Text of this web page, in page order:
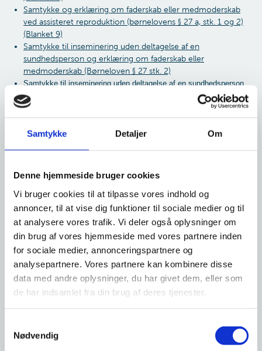
Samtykke Detaljer Om
Denne hjemmeside bruger cookies
Vi bruger cookies til at tilpasse vores indhold og
annoncer, til at vise dig funktioner til sociale medier og til
at analysere vores trafik. Vi deler også oplysninger om
din brug af vores hjemmeside med vores partnere inden
for sociale medier, annonceringspartnere og
analysepartnere. Vores partnere kan kombinere disse
data med andre oplysninger, du har givet dem, eller som
de har indsamlet fra din brug af deres tjenester.
Nødvendig
Samtykke og erklæring om faderskab eller medmoderskab
ved assisteret reproduktion (børnelovens § 27 a, stk. 1 og 2)
(Blanket 9)
Samtykke til inseminering uden deltagelse af en
sundhedsperson og erklæring om faderskab eller
medmoderskab (Børneloven § 27 stk. 2)
Samtykke til inseminering uden deltagelse af en sundhedsperson
og erklæring om faderskab eller medmoderskab (Børneloven § 27 A
stk. 3 og 4)
Medmoderskab
ved assisteret reproduktion (børnelovens §§ 27 og 27 b)
(Blanket 8)
Samtykke og erklæring om faderskab eller medmoderskab
ved assisteret reproduktion (børnelovens § 27 a, stk. 1 og 2)
(Blanket 9)
Samtykke til inseminering uden deltagelse af en
sundhedsperson og erklæring om faderskab eller
medmoderskab (Børneloven § 27 stk. 2)
Samtykke til inseminering uden deltagelse af en sundhedsperson
og erklæring om faderskab eller medmoderskab (Børneloven § 27 A
Anmodning om rejsning af fader- eller medmoderskabssag